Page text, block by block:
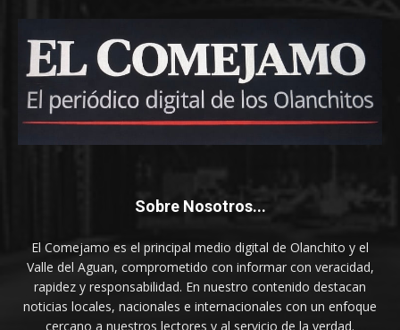
Sobre Nosotros...
El Comejamo es el principal medio digital de Olanchito y el
Valle del Aguan, comprometido con informar con veracidad,
rapidez y responsabilidad. En nuestro contenido destacan
noticias locales, nacionales e internacionales con un enfoque
cercano a nuestros lectores y al servicio de la verdad.